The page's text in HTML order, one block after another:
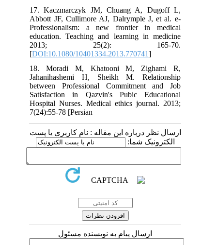
17. Kaczmarczyk JM, Chuang A, Dugoff L,
Abbott JF, Cullimore AJ, Dalrymple J, et al. e-
Professionalism: a new frontier in medical
education. Teaching and learning in medicine
2013; 25(2): 165-70.
[DOI:10.1080/10401334.2013.770741
18. Moradi M, Khatooni M, Zighami R,
Jahanihashemi H, Sheikh M. Relationship
between Professional Commitment and Job
Satisfaction in Qazvin's Pubic Educational
Hospital Nurses. Medical ethics journal. 2013;
7(24):55-78 [Persian
ارسال نظر درباره این مقاله : نام کاربری یا پست
الکترونیک شما:
ارسال پیام به نویسنده مسئول